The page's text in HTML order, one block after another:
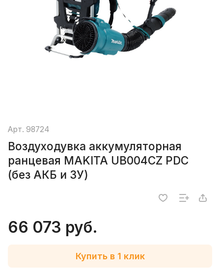
Арт. 98724
Воздуходувка аккумуляторная
ранцевая MAKITA UB004CZ PDC
(без АКБ и ЗУ)
66 073 руб.
Купить в 1 клик